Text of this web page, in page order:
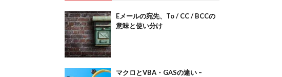
Eメールの宛先、To / CC / BCCの
意味と使い分け
マクロとVBA・GASの違い –